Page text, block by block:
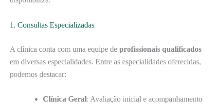
1. Consultas Especializadas
A clínica conta com uma equipe de profissionais qualificados
em diversas especialidades. Entre as especialidades oferecidas,
podemos destacar:
Clínica Geral: Avaliação inicial e acompanhamento